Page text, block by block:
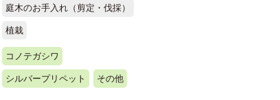
庭木のお手入れ（剪定・伐採）
植栽
コノテガシワ
シルバープリペット その他